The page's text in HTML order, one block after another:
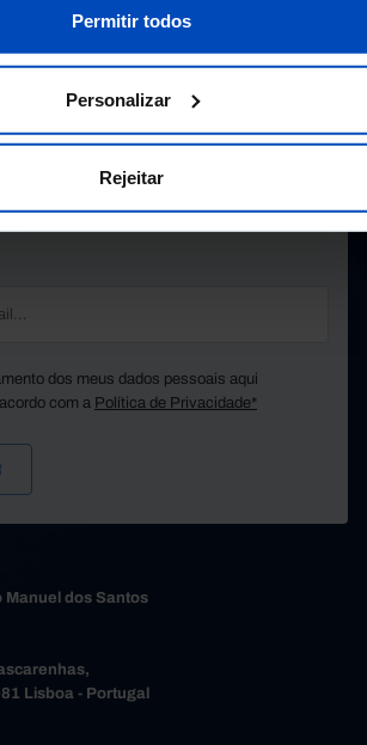
Permitir todos
Personalizar
Rejeitar
DA FUNDAÇÃO FRANCISCO MANUEL DOS
A NEWSLETTER DA
dos meus dados pessoais aqui
com a Política de Privacidade*
Manuel dos Santos
Lisboa - Portugal